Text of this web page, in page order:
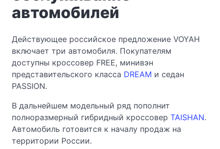
автомобилей
Действующее российское предложение VOYAH
включает три автомобиля. Покупателям
доступны кроссовер FREE, минивэн
представительского класса DREAM и седан
PASSION.
В дальнейшем модельный ряд пополнит
полноразмерный гибридный кроссовер TAISHAN.
Автомобиль готовится к началу продаж на
территории России.